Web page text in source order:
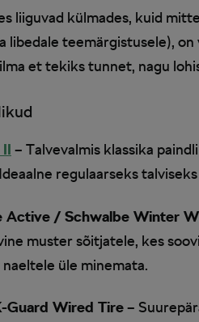
liiguvad külmades, kuid
libedale teemärgistusele),
et tekiks tunnet, nagu
– Talvevalmis klassika
regulaarseks
Active / Schwalbe Winter
muster sõitjatele, kes
üle minemata.
Guard Wired Tire–